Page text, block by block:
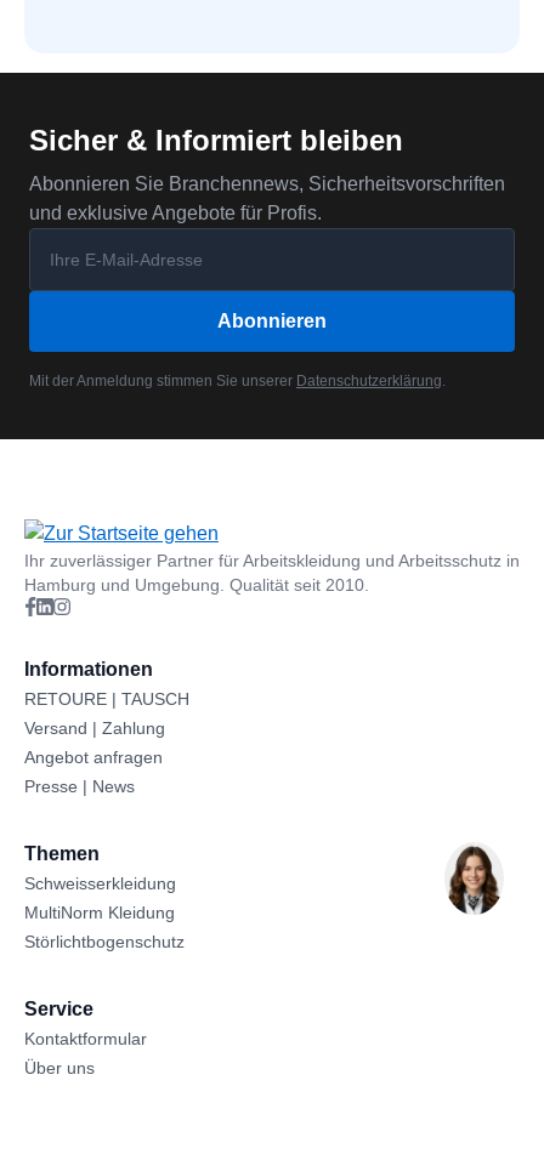
Sicher & Informiert bleiben
Abonnieren Sie Branchennews, Sicherheitsvorschriften
und exklusive Angebote für Profis.
Abonnieren
Mit der Anmeldung stimmen Sie unserer Datenschutzerklärung.
Ihr zuverlässiger Partner für Arbeitskleidung und Arbeitsschutz in
Hamburg und Umgebung. Qualität seit 2010.
Informationen
RETOURE | TAUSCH
Versand | Zahlung
Angebot anfragen
Presse | News
Themen
Schweisserkleidung
MultiNorm Kleidung
Störlichtbogenschutz
Service
Kontaktformular
Über uns